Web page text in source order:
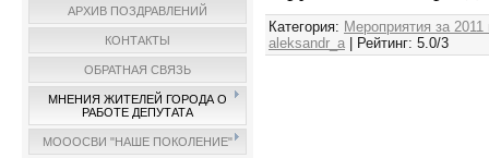
АРХИВ ПОЗДРАВЛЕНИЙ
КОНТАКТЫ
ОБРАТНАЯ СВЯЗЬ
МНЕНИЯ ЖИТЕЛЕЙ ГОРОДА О
РАБОТЕ ДЕПУТАТА
МОООСВИ "НАШЕ ПОКОЛЕНИЕ"
Категория: Мероприятия за 2011
aleksandr_a | Рейтинг: 5.0/3